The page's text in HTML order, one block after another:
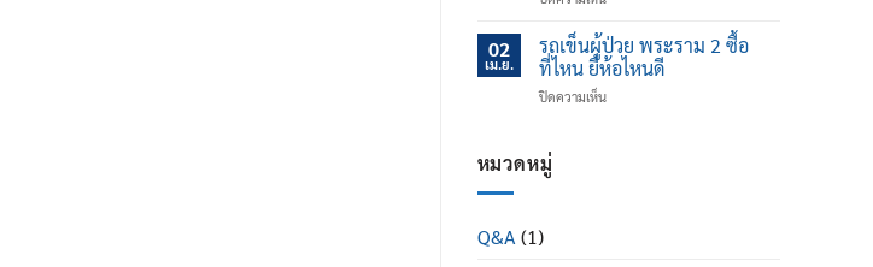
ไหน
ปรับ
นอน
ดี
ช่วย
ป้องกัน
ข้อ
เข่า
02
เม.ย.
รถเข็นผู้ป่วย พระราม 2 ซื้อ
ที่ไหน ยี่ห้อไหนดี
ปิดความเห็นบน
หมวดหมู่
Q&A (1)